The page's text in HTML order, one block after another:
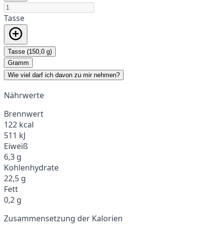
Tasse
Tasse (150,0 g)
Gramm
Wie viel darf ich davon zu mir nehmen?
Nährwerte
Brennwert
122 kcal
511 kJ
Eiweiß
6,3 g
Kohlenhydrate
22,5 g
Fett
0,2 g
Zusammensetzung der Kalorien